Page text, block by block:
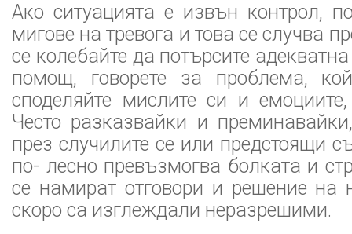
Ако ситуацията е извън контрол,
мигове на тревога и това се случва
се колебайте да потърсите
помощ, говорете за проблема,
споделяйте мислите си и
Често разказвайки и
през случилите се или предстоящи
по- лесно превъзмогва болката и
се намират отговори и решение на
скоро са изглеждали неразрешими.